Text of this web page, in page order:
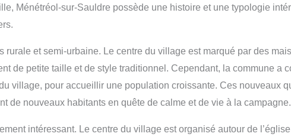
Ménétréol-sur-Sauldre possède une histoire et une typologie
et semi-urbaine. Le centre du village est marqué par des
de petite taille et de style traditionnel. Cependant, la commune a
village, pour accueillir une population croissante. Ces nouveaux
de nouveaux habitants en quête de calme et de vie à la campagne.
intéressant. Le centre du village est organisé autour de